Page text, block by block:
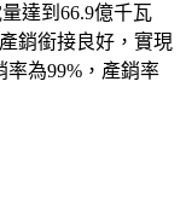
達到66.9億千瓦
銷銜接良好，實現
率為99%，產銷率